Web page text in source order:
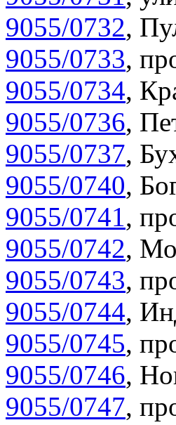
9055/0732,
9055/0733,
9055/0734,
9055/0736,
9055/0737,
9055/0740,
9055/0741,
9055/0742,
9055/0743,
9055/0744,
9055/0745,
9055/0746,
9055/0747,